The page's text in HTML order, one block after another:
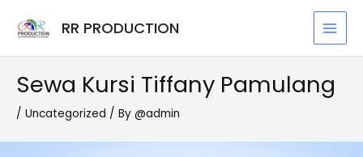
RR PRODUCTION
Sewa Kursi Tiffany Pamulang
/ Uncategorized / By @admin
navigation